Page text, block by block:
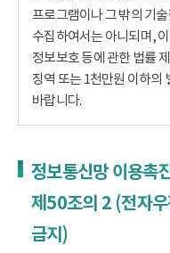
프로그램이나 그 밖의 기
수집하여서는 아니되며,
정보보호 등에 관한 법률
징역 또는 1천만원 이하의
바랍니다.
정보통신망 이용촉
제50조의 2 (전자
금지)